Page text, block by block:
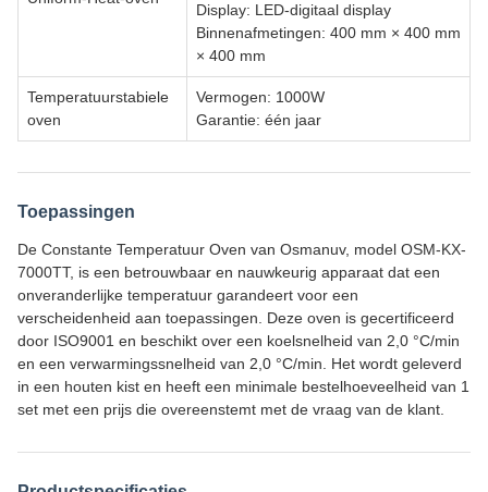
Display: LED-digitaal display
Binnenafmetingen: 400 mm × 400 mm
× 400 mm
Temperatuurstabiele
oven
Vermogen: 1000W
Garantie: één jaar
Toepassingen
De Constante Temperatuur Oven van Osmanuv, model OSM-KX-
7000TT, is een betrouwbaar en nauwkeurig apparaat dat een
onveranderlijke temperatuur garandeert voor een
verscheidenheid aan toepassingen. Deze oven is gecertificeerd
door ISO9001 en beschikt over een koelsnelheid van 2,0 °C/min
en een verwarmingssnelheid van 2,0 °C/min. Het wordt geleverd
in een houten kist en heeft een minimale bestelhoeveelheid van 1
set met een prijs die overeenstemt met de vraag van de klant.